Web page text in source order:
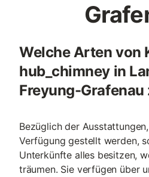
Welche Arten von
hub_chimney in
Freyung-Grafenau
Bezüglich der
Verfügung gestellt werden,
Unterkünfte alles besitzen,
träumen. Sie verfügen über